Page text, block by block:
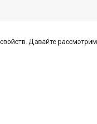
Давайте рассмотрим